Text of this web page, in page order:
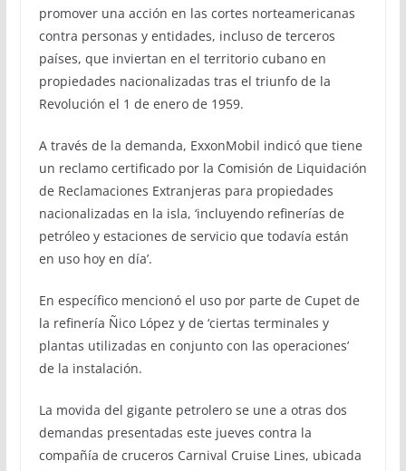
promover una acción en las cortes norteamericanas
contra personas y entidades, incluso de terceros
países, que inviertan en el territorio cubano en
propiedades nacionalizadas tras el triunfo de la
Revolución el 1 de enero de 1959.
A través de la demanda, ExxonMobil indicó que tiene
un reclamo certificado por la Comisión de Liquidación
de Reclamaciones Extranjeras para propiedades
nacionalizadas en la isla, ‘incluyendo refinerías de
petróleo y estaciones de servicio que todavía están
en uso hoy en día’.
En específico mencionó el uso por parte de Cupet de
la refinería Ñico López y de ‘ciertas terminales y
plantas utilizadas en conjunto con las operaciones’
de la instalación.
La movida del gigante petrolero se une a otras dos
demandas presentadas este jueves contra la
compañía de cruceros Carnival Cruise Lines, ubicada